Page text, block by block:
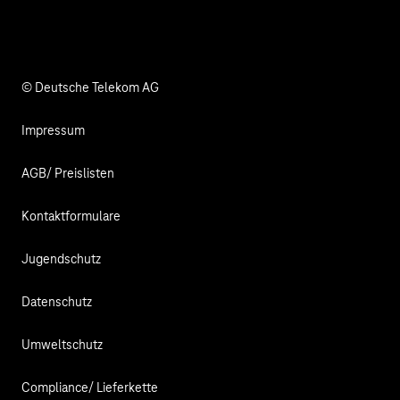
© Deutsche Telekom AG
Impressum
AGB/ Preislisten
Kontaktformulare
Jugendschutz
Datenschutz
Umweltschutz
Compliance/ Lieferkette